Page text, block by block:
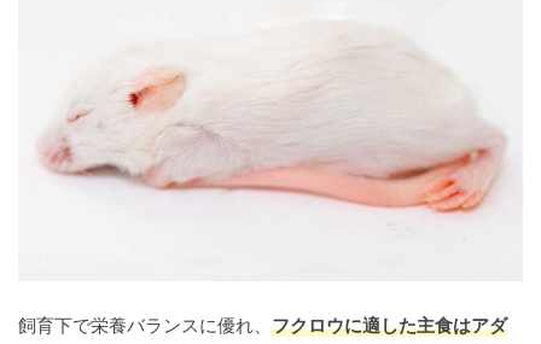
飼育下で栄養バランスに優れ、 フクロウに適した主食はアダ